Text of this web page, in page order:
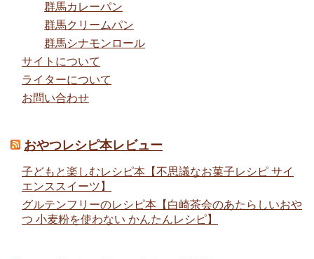
群馬カレーパン
群馬クリームパン
群馬シナモンロール
サイトについて
ライターについて
お問い合わせ
おやつレシピ本レビュー
子どもと楽しむレシピ本【不思議なお菓子レシピ サイ
エンススイーツ】
グルテンフリーのレシピ本【白崎茶会のあたらしいおや
つ 小麦粉を使わない かんたんレシピ】